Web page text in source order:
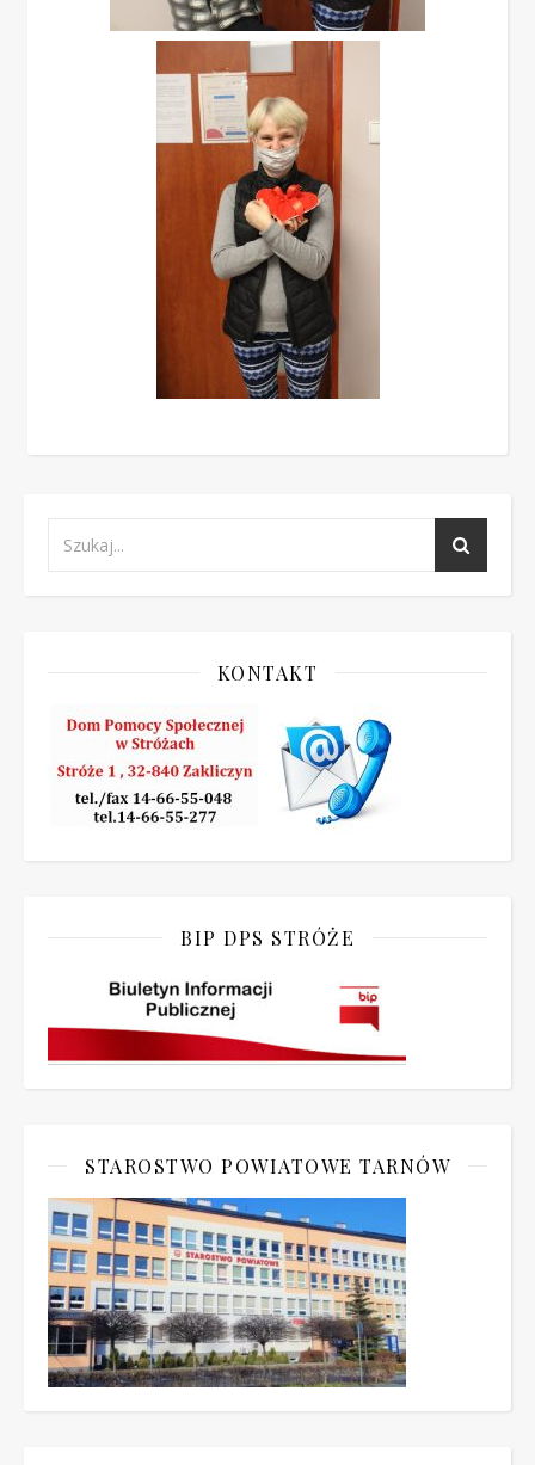
KONTAKT
BIP DPS STRÓŻE
STAROSTWO POWIATOWE TARNÓW